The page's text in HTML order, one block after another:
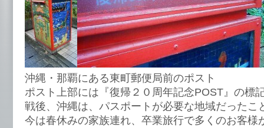
沖縄・那覇にある東町郵便局前のポスト
ポスト上部には『復帰２０周年記念POST』の標
戦後、沖縄は、パスポートが必要な地域だったこ
今は春休みの家族連れ、卒業旅行で多くのお客様